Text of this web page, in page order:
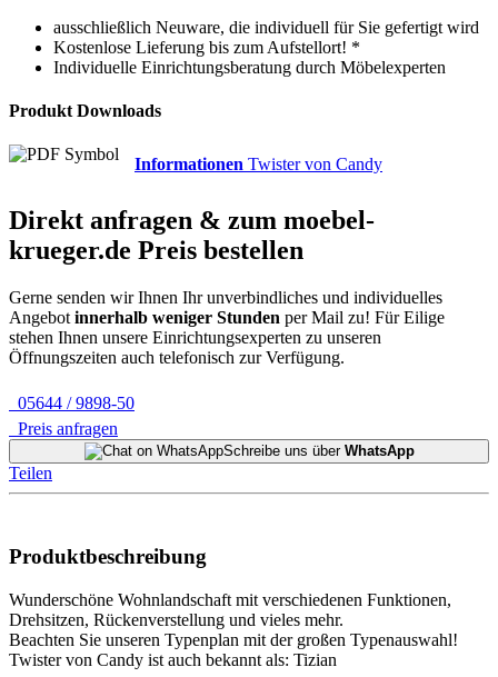
ausschließlich Neuware, die individuell für Sie gefertigt wird
Kostenlose Lieferung bis zum Aufstellort! *
Individuelle Einrichtungsberatung durch Möbelexperten
Produkt Downloads
Informationen Twister von Candy
Direkt anfragen & zum moebel-
krueger.de Preis bestellen
Gerne senden wir Ihnen Ihr unverbindliches und individuelles
Angebot innerhalb weniger Stunden per Mail zu! Für Eilige
stehen Ihnen unsere Einrichtungsexperten zu unseren
Öffnungszeiten auch telefonisch zur Verfügung.
05644 / 9898-50
Preis anfragen
Schreibe uns über WhatsApp
Teilen
Produktbeschreibung
Wunderschöne Wohnlandschaft mit verschiedenen Funktionen,
Drehsitzen, Rückenverstellung und vieles mehr.
Beachten Sie unseren Typenplan mit der großen Typenauswahl!
Twister von Candy ist auch bekannt als: Tizian